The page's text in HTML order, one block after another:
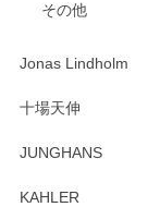
その他
Jonas Lindholm
十場天伸
JUNGHANS
KAHLER